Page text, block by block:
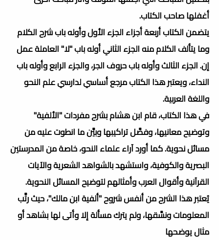
أغفلها صاحب الكتاب.
يتضمن الكتاب أربعة أجزاء الجزء الأول وأوله باب شرح الكلام
وما يتألف الكلام منه الجزء الثاني أوله باب "لا" العاملة عمل
إن. الجزء الثالث وأوله باب حروف الجر، والجزء الرابع وأوله باب
النداء، ويعتبر هذا الكتاب مرجع أساسي لدارسي علم النحو
واللغة العربية.
في هذا الكتاب، قام ابن هشام بشرح مفردات "الألفية"
وتوضيح معانيها، وفصَّل تراكيبها وبيَّن ما انطوت عليه من
مسائل نحوية. كما أورد آراء علماء النحو، خاصة من المدرستين
البصرية والكوفية، واستشهد بالشواهد الشعرية والآيات
القرآنية وأقوال العرب وأمثالهم لتوضيح المسائل النحوية.
يُعتبر هذا الشرح من أنفس شروح "ألفية ابن مالك"، حيث رتَّب
المعلومات ونسَّقها، ولم يترك مسألة إلا وأتى لها بشاهد أو
مثال يوضحها